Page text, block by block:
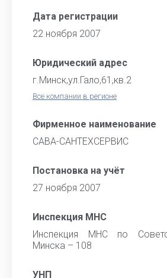
Дата регистрации
22 ноября 2007
Юридический адрес
г.Минск,ул.Гало,61,кв.2
Все компании в регионе
Фирменное наименование
САВА-САНТЕХСЕРВИС
Постановка на учёт
27 ноября 2007
Инспекция МНС
Инспекция МНС по
Минска – 108
УНП